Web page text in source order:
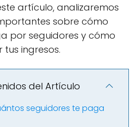
artículo, analizaremos
sobre cómo
por seguidores y cómo
tus ingresos.
del Artículo
seguidores te paga